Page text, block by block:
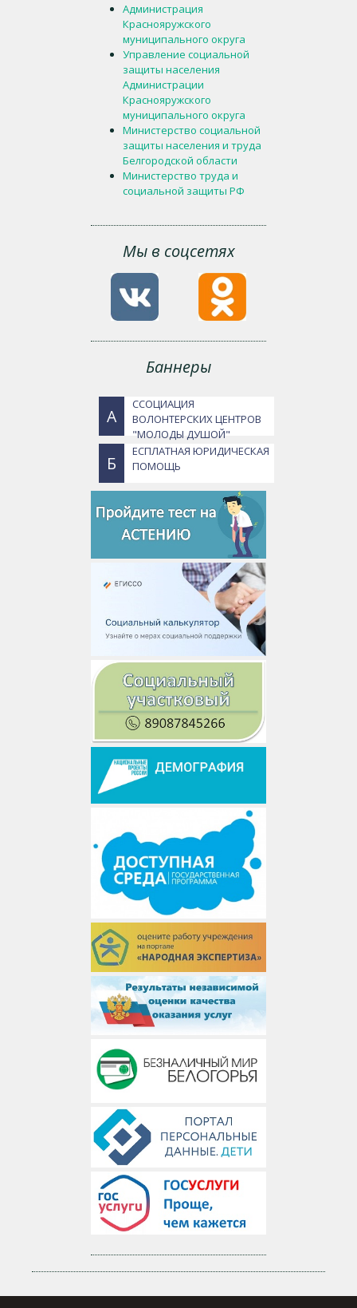
Администрация
Краснояружского
муниципального округа
Управление социальной
защиты населения
Администрации
Краснояружского
муниципального округа
Министерство социальной
защиты населения и труда
Белгородской области
Министерство труда и
социальной защиты РФ
Мы в соцсетях
Баннеры
А
ССОЦИАЦИЯ
ВОЛОНТЕРСКИХ ЦЕНТРОВ
"МОЛОДЫ ДУШОЙ"
Б
ЕСПЛАТНАЯ ЮРИДИЧЕСКАЯ
ПОМОЩЬ